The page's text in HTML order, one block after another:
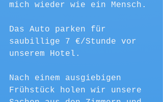
mich wieder wie ein Mensch.
Das Auto parken für
saubillige 7 €/Stunde vor
unserem Hotel.
Nach einem ausgiebigen
Frühstück holen wir unsere